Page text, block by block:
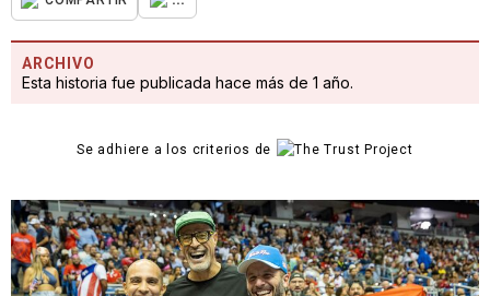
ARCHIVO
Esta historia fue publicada hace más de 1 año.
Se adhiere a los criterios de